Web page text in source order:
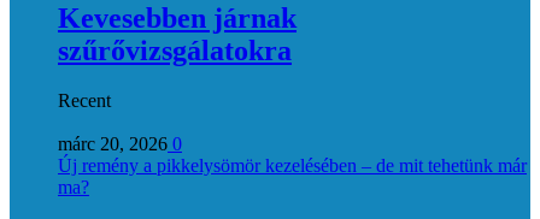
Kevesebben járnak
szűrővizsgálatokra
Recent
márc 20, 2026 0
Új remény a pikkelysömör kezelésében – de mit tehetünk már
ma?